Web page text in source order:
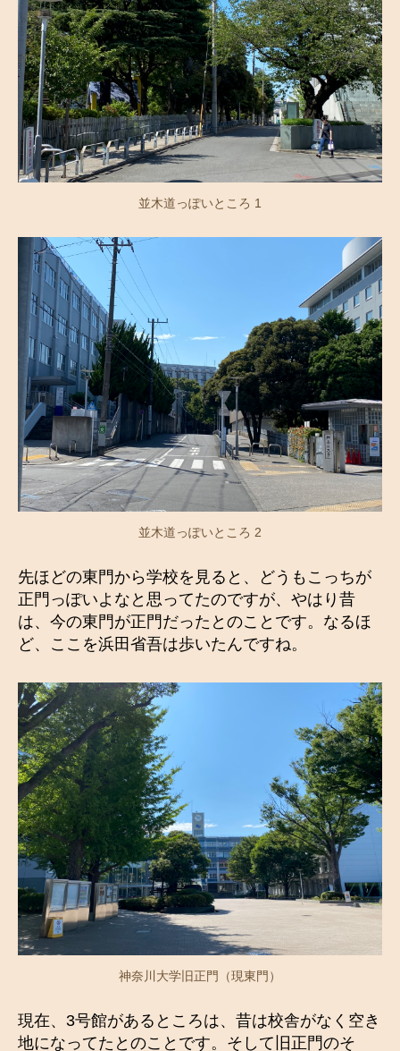
並木道っぽいところ 1
並木道っぽいところ 2
先ほどの東門から学校を見ると、どうもこっちが
正門っぽいよなと思ってたのですが、やはり昔
は、今の東門が正門だったとのことです。なるほ
ど、ここを浜田省吾は歩いたんですね。
神奈川大学旧正門（現東門）
現在、3号館があるところは、昔は校舎がなく空き
地になってたとのことです。そして旧正門のそ